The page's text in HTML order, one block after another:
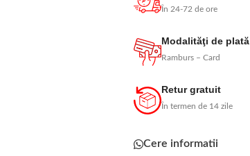
În 24-72 de ore
Modalităţi de plată
Ramburs – Card
Retur gratuit
În termen de 14 zile
Cere informatii